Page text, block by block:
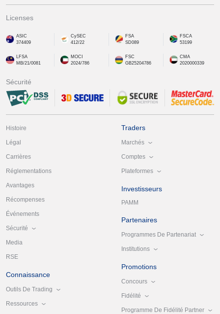
Licenses
ASIC
374409
CySEC
412/22
FSA
SD089
FSCA
53199
LFSA
MB/21/0081
MOCI
2024/786
FSC
GB25204786
CMA
2020000339
Sécurité
Histoire
Légal
Carrières
Réglementations
Avantages
Récompenses
Événements
Sécurité
Media
RSE
Connaissance
Outils De Trading
Ressources
Traders
Marchés
Comptes
Plateformes
Investisseurs
PAMM
Partenaires
Programmes De Partenariat
Institutions
Promotions
Concours
Fidélité
Programme De Fidélité Partner